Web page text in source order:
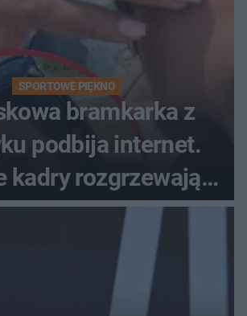
SPORTOWE PIĘKNO
bramkarka z
podbija internet.
kadry rozgrzewają
fanów